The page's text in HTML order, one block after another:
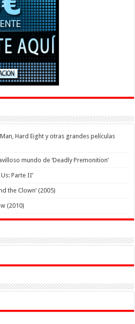
Hard Eight y otras grandes películas
mundo de ‘Deadly Premonition’
Parte II’
the Clown’ (2005)
(2010)